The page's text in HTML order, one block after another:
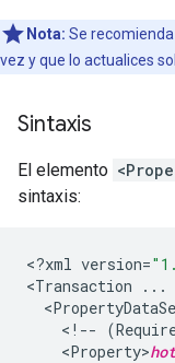
Nota: Se
vez y que lo actualices
Sintaxis
El elemento
sintaxis:
<?xml version=
<Transaction ...
<
< ! -- (
<Property>